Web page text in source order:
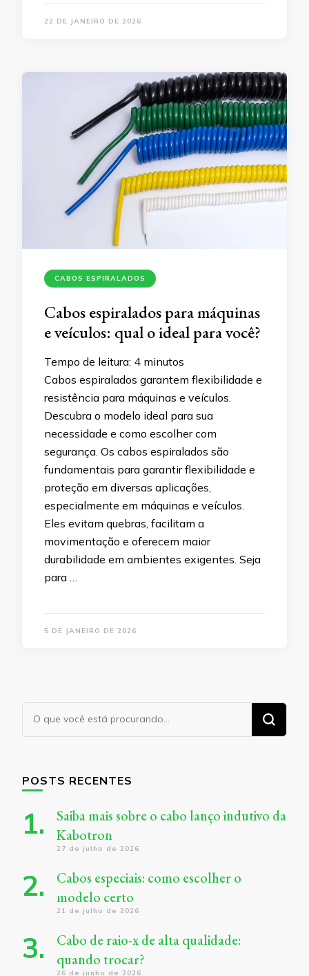
22 DE JANEIRO DE 2026
CABOS ESPIRALADOS
Cabos espiralados para máquinas
e veículos: qual o ideal para você?
Tempo de leitura: 4 minutos
Cabos espiralados garantem flexibilidade e
resistência para máquinas e veículos.
Descubra o modelo ideal para sua
necessidade e como escolher com
segurança. Os cabos espiralados são
fundamentais para garantir flexibilidade e
proteção em diversas aplicações,
especialmente em máquinas e veículos.
Eles evitam quebras, facilitam a
movimentação e oferecem maior
durabilidade em ambientes exigentes. Seja
para …
5 DE JANEIRO DE 2026
Procurando
algo?
POSTS RECENTES
Saiba mais sobre o cabo lanço indutivo da
Kabotron
27 de julho de 2026
Cabos especiais: como escolher o
modelo certo
21 de julho de 2026
Cabo de raio-x de alta qualidade:
quando trocar?
26 de junho de 2026